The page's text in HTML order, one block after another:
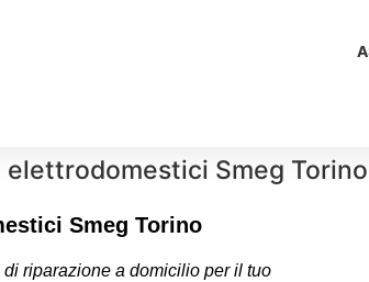
elettrodomestici Smeg Torino
Smeg Torino
riparazione a domicilio per il tuo